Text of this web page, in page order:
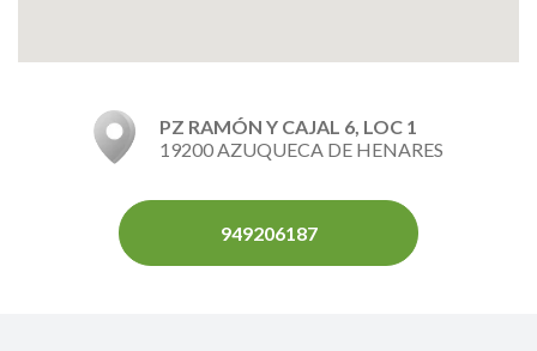
PZ RAMÓN Y CAJAL 6, LOC 1
19200 AZUQUECA DE HENARES
949206187